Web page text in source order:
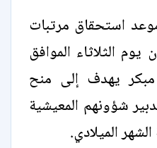
استحقاق مرتبات
سيكون يوم الثلاثاء الموافق
مبكر يهدف إلى منح
شؤونهم المعيشية
الميلادي.